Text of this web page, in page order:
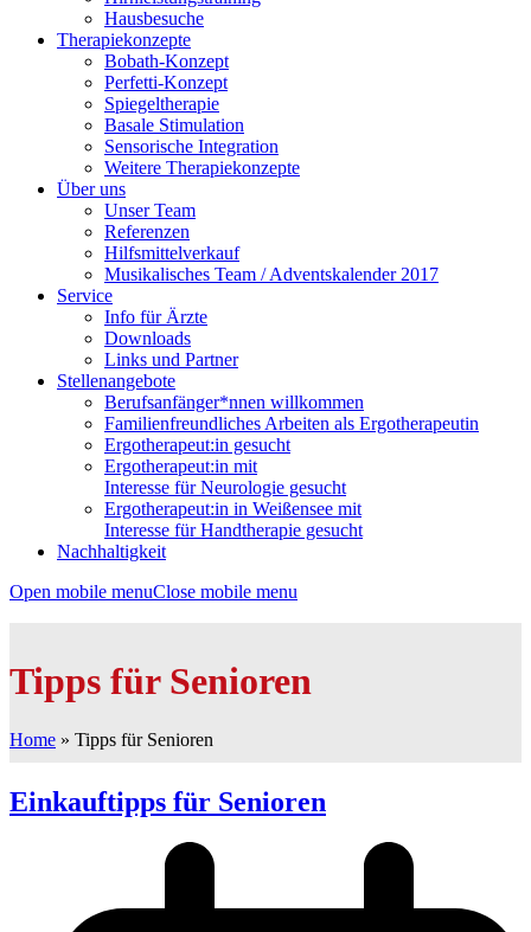
Hausbesuche
Therapiekonzepte
Bobath-Konzept
Perfetti-Konzept
Spiegeltherapie
Basale Stimulation
Sensorische Integration
Weitere Therapiekonzepte
Über uns
Unser Team
Referenzen
Hilfsmittelverkauf
Musikalisches Team / Adventskalender 2017
Service
Info für Ärzte
Downloads
Links und Partner
Stellenangebote
Berufsanfänger*nnen willkommen
Familienfreundliches Arbeiten als Ergotherapeutin
Ergotherapeut:in gesucht
Ergotherapeut:in mit
Interesse für Neurologie gesucht
Ergotherapeut:in in Weißensee mit
Interesse für Handtherapie gesucht
Nachhaltigkeit
Open mobile menuClose mobile menu
Tipps für Senioren
Home » Tipps für Senioren
Einkauftipps für Senioren